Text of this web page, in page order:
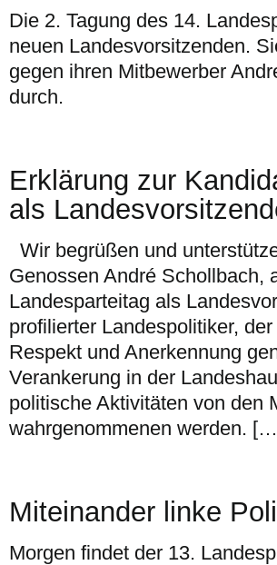
Die 2. Tagung des 14.
neuen Landesvorsitzenden.
gegen ihren Mitbewerber
durch.
Erklärung zur
als
Wir begrüßen und
Genossen André Schollbach,
Landesparteitag als
profilierter Landespolitiker,
Respekt und Anerkennung
Verankerung in der
politische Aktivitäten von den
wahrgenommenen werden.
Miteinander linke
Morgen findet der 13.